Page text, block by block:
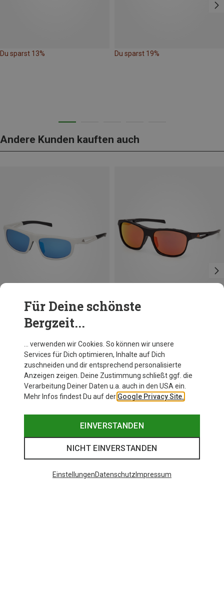
Du sparst 13% Du sparst 19%
Andere Kunden kauften auch
Du sparst 35%
Für Deine schönste
Bergzeit...
… verwenden wir Cookies. So können wir unsere
Services für Dich optimieren, Inhalte auf Dich
zuschneiden und dir entsprechend personalisierte
Anzeigen zeigen. Deine Zustimmung schließt ggf. die
Verarbeitung Deiner Daten u.a. auch in den USA ein.
Mehr Infos findest Du auf der Google Privacy Site.
EINVERSTANDEN
NICHT EINVERSTANDEN
EinstellungenDatenschutz Impressum